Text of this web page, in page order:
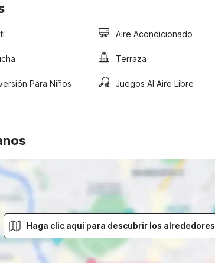
Aire Acondicionado
Terraza
Para Niños Juegos Al Aire Libre
Haga clic aquí para descubrir los alrededores